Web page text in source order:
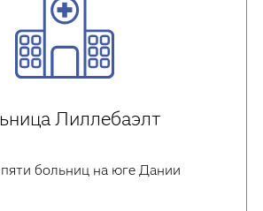
Лиллебаэлт
больниц на юге Дании